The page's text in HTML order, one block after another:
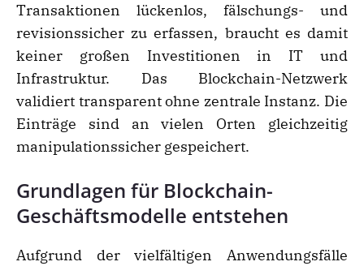
Transaktionen lückenlos, fälschungs- und
revisionssicher zu erfassen, braucht es damit
keiner großen Investitionen in IT und
Infrastruktur. Das Blockchain-Netzwerk
validiert transparent ohne zentrale Instanz. Die
Einträge sind an vielen Orten gleichzeitig
manipulationssicher gespeichert.
Grundlagen für Blockchain-
Geschäftsmodelle entstehen
Aufgrund der vielfältigen Anwendungsfälle